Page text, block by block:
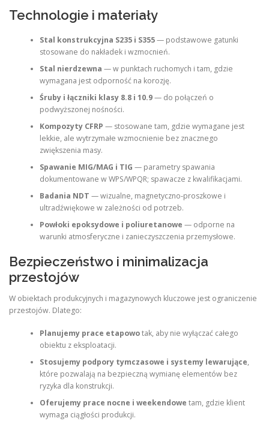
Technologie i materiały
Stal konstrukcyjna S235 i S355— podstawowe gatunki
stosowane do nakładek i wzmocnień.
Stal nierdzewna — w punktach ruchomych i tam, gdzie
wymagana jest odporność na korozję.
Śruby i łączniki klasy 8.8 i 10.9— do połączeń o
podwyższonej nośności.
Kompozyty CFRP — stosowane tam, gdzie wymagane jest
lekkie, ale wytrzymałe wzmocnienie bez znacznego
zwiększenia masy.
Spawanie MIG/MAG i TIG — parametry spawania
dokumentowane w WPS/WPQR; spawacze z kwalifikacjami.
Badania NDT — wizualne, magnetyczno‑proszkowe i
ultradźwiękowe w zależności od potrzeb.
Powłoki epoksydowe i poliuretanowe — odporne na
warunki atmosferyczne i zanieczyszczenia przemysłowe.
Bezpieczeństwo i minimalizacja
przestojów
W obiektach produkcyjnych i magazynowych kluczowe jest ograniczenie
przestojów. Dlatego:
Planujemy prace etapowotak, aby nie wyłączać całego
obiektu z eksploatacji.
Stosujemy podpory tymczasowe i systemy lewarujące,
które pozwalają na bezpieczną wymianę elementów bez
ryzyka dla konstrukcji.
Oferujemy prace nocne i weekendowe tam, gdzie klient
wymaga ciągłości produkcji.